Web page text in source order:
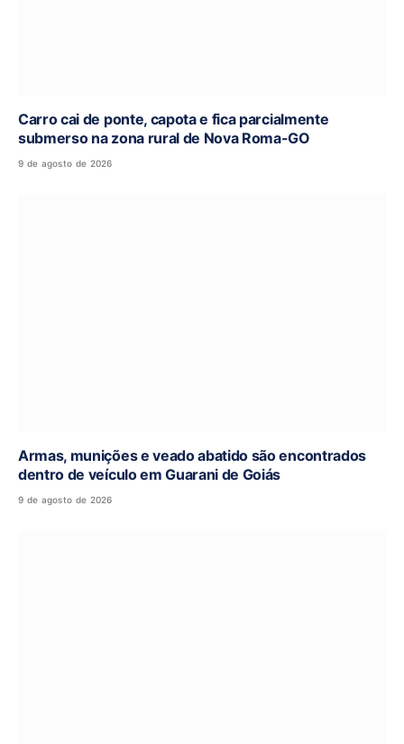
Carro cai de ponte, capota e fica parcialmente
submerso na zona rural de Nova Roma-GO
9 de agosto de 2026
Armas, munições e veado abatido são encontrados
dentro de veículo em Guarani de Goiás
9 de agosto de 2026